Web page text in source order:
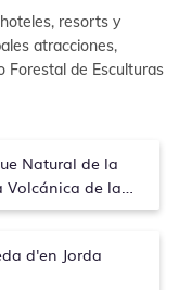
resorts y
atracciones,
Forestal de Esculturas
Natural de la
Volcánica de la
d'en Jorda